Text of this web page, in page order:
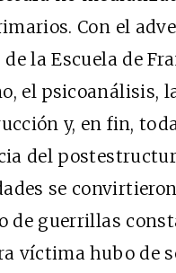
Con el
de la Escuela de
el psicoanálisis,
y, en fin,
del
se
de guerrillas
víctima hubo de